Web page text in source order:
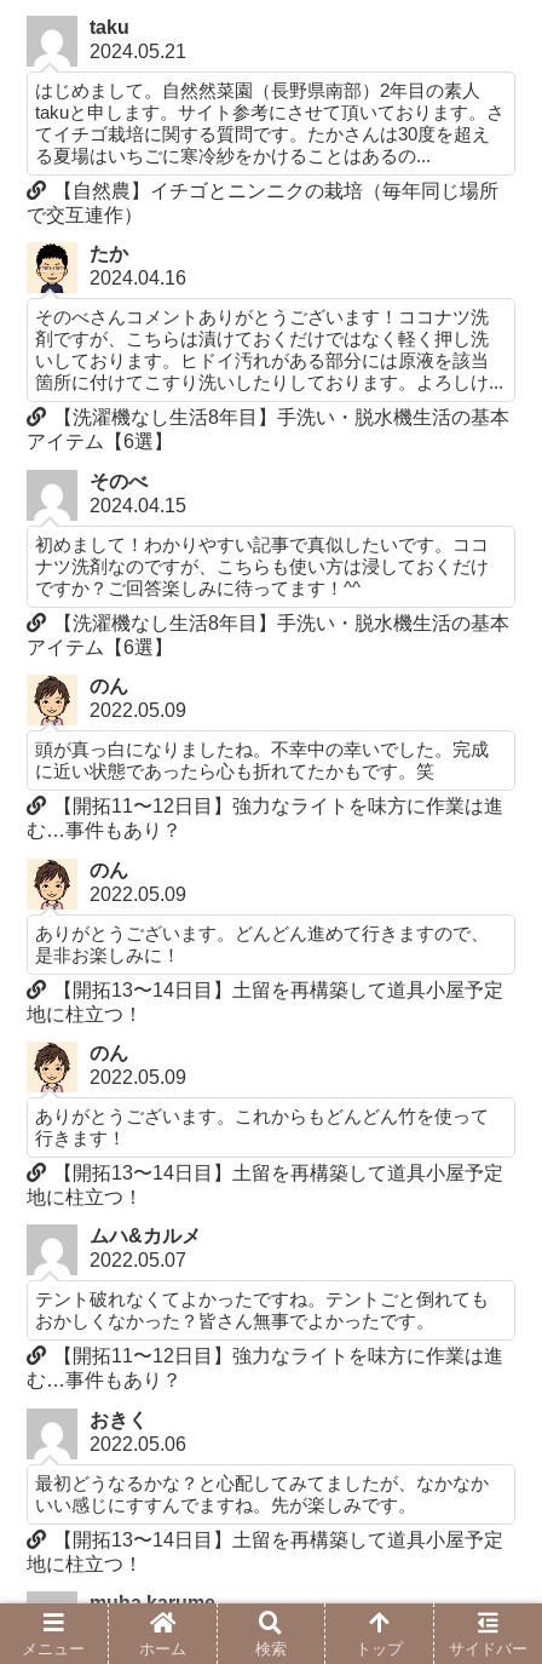
taku
2024.05.21
はじめまして。自然然菜園（長野県南部）2年目の素人
takuと申します。サイト参考にさせて頂いております。さ
てイチゴ栽培に関する質問です。たかさんは30度を超え
る夏場はいちごに寒冷紗をかけることはあるの...
【自然農】イチゴとニンニクの栽培（毎年同じ場所
で交互連作）
たか
2024.04.16
そのべさんコメントありがとうございます！ココナツ洗
剤ですが、こちらは漬けておくだけではなく軽く押し洗
いしております。ヒドイ汚れがある部分には原液を該当
箇所に付けてこすり洗いしたりしております。よろしけ...
【洗濯機なし生活8年目】手洗い・脱水機生活の基本
アイテム【6選】
そのべ
2024.04.15
初めまして！わかりやすい記事で真似したいです。ココ
ナツ洗剤なのですが、こちらも使い方は浸しておくだけ
ですか？ご回答楽しみに待ってます！^^
【洗濯機なし生活8年目】手洗い・脱水機生活の基本
アイテム【6選】
のん
2022.05.09
頭が真っ白になりましたね。不幸中の幸いでした。完成
に近い状態であったら心も折れてたかもです。笑
【開拓11〜12日目】強力なライトを味方に作業は進
む…事件もあり？
のん
2022.05.09
ありがとうございます。どんどん進めて行きますので、
是非お楽しみに！
【開拓13〜14日目】土留を再構築して道具小屋予定
地に柱立つ！
のん
2022.05.09
ありがとうございます。これからもどんどん竹を使って
行きます！
【開拓13〜14日目】土留を再構築して道具小屋予定
地に柱立つ！
ムハ&カルメ
2022.05.07
テント破れなくてよかったですね。テントごと倒れても
おかしくなかった？皆さん無事でよかったです。
【開拓11〜12日目】強力なライトを味方に作業は進
む…事件もあり？
おきく
2022.05.06
最初どうなるかな？と心配してみてましたが、なかなか
いい感じにすすんでますね。先が楽しみです。
【開拓13〜14日目】土留を再構築して道具小屋予定
地に柱立つ！
muha.karume
2022.05.01
メニュー ホーム 検索 トップ サイドバー